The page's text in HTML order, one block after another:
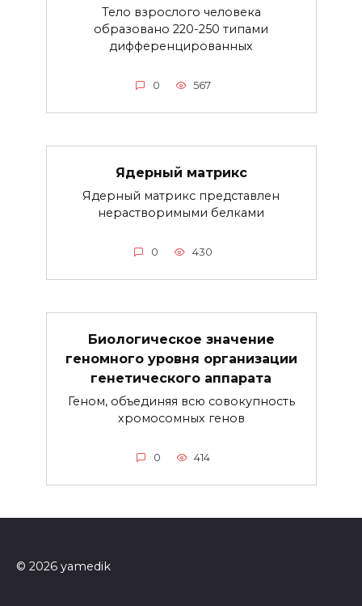
Тело взрослого человека
образовано 220-250 типами
дифференцированных
0 567
Ядерный матрикс
Ядерный матрикс представлен
нерастворимыми белками
0 430
Биологическое значение
геномного уровня организации
генетического аппарата
Геном, объединяя всю совокупность
хромосомных генов
0 414
© 2026 yamedik